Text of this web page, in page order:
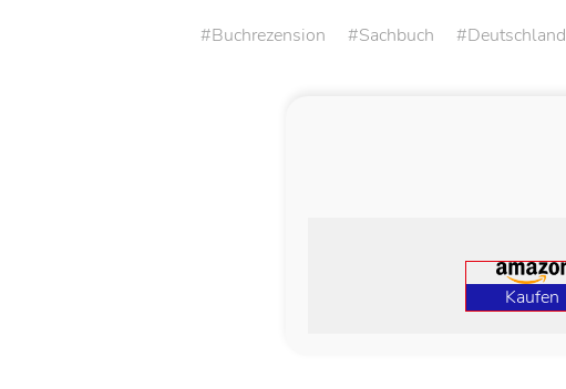
Buchrezension Sachbuch Deutschland
Kaufen